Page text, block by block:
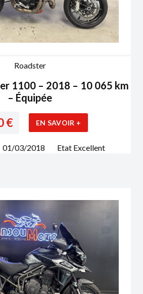
Roadster
1100 – 2018 – 10 065 km
– Équipée
€ EN SAVOIR +
01/03/2018 Etat Excellent